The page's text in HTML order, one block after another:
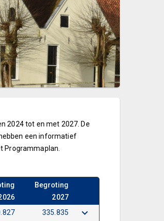
2024 tot en met 2027. De
een informatief
Programmaplan.
Begroting
2027
335.835